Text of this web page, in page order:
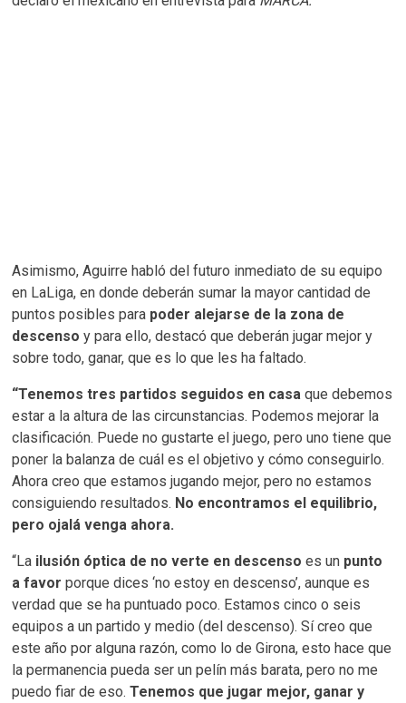
Asimismo, Aguirre habló del futuro inmediato de su equipo
en LaLiga, en donde deberán sumar la mayor cantidad de
puntos posibles para poder alejarse de la zona de
descenso y para ello, destacó que deberán jugar mejor y
sobre todo, ganar, que es lo que les ha faltado.
“Tenemos tres partidos seguidos en casa que debemos
estar a la altura de las circunstancias. Podemos mejorar la
clasificación. Puede no gustarte el juego, pero uno tiene que
poner la balanza de cuál es el objetivo y cómo conseguirlo.
Ahora creo que estamos jugando mejor, pero no estamos
consiguiendo resultados. No encontramos el equilibrio,
pero ojalá venga ahora.
“La ilusión óptica de no verte en descenso es un punto
a favor porque dices ‘no estoy en descenso’, aunque es
verdad que se ha puntuado poco. Estamos cinco o seis
equipos a un partido y medio (del descenso). Sí creo que
este año por alguna razón, como lo de Girona, esto hace que
la permanencia pueda ser un pelín más barata, pero no me
puedo fiar de eso.Tenemos que jugar mejor, ganar y